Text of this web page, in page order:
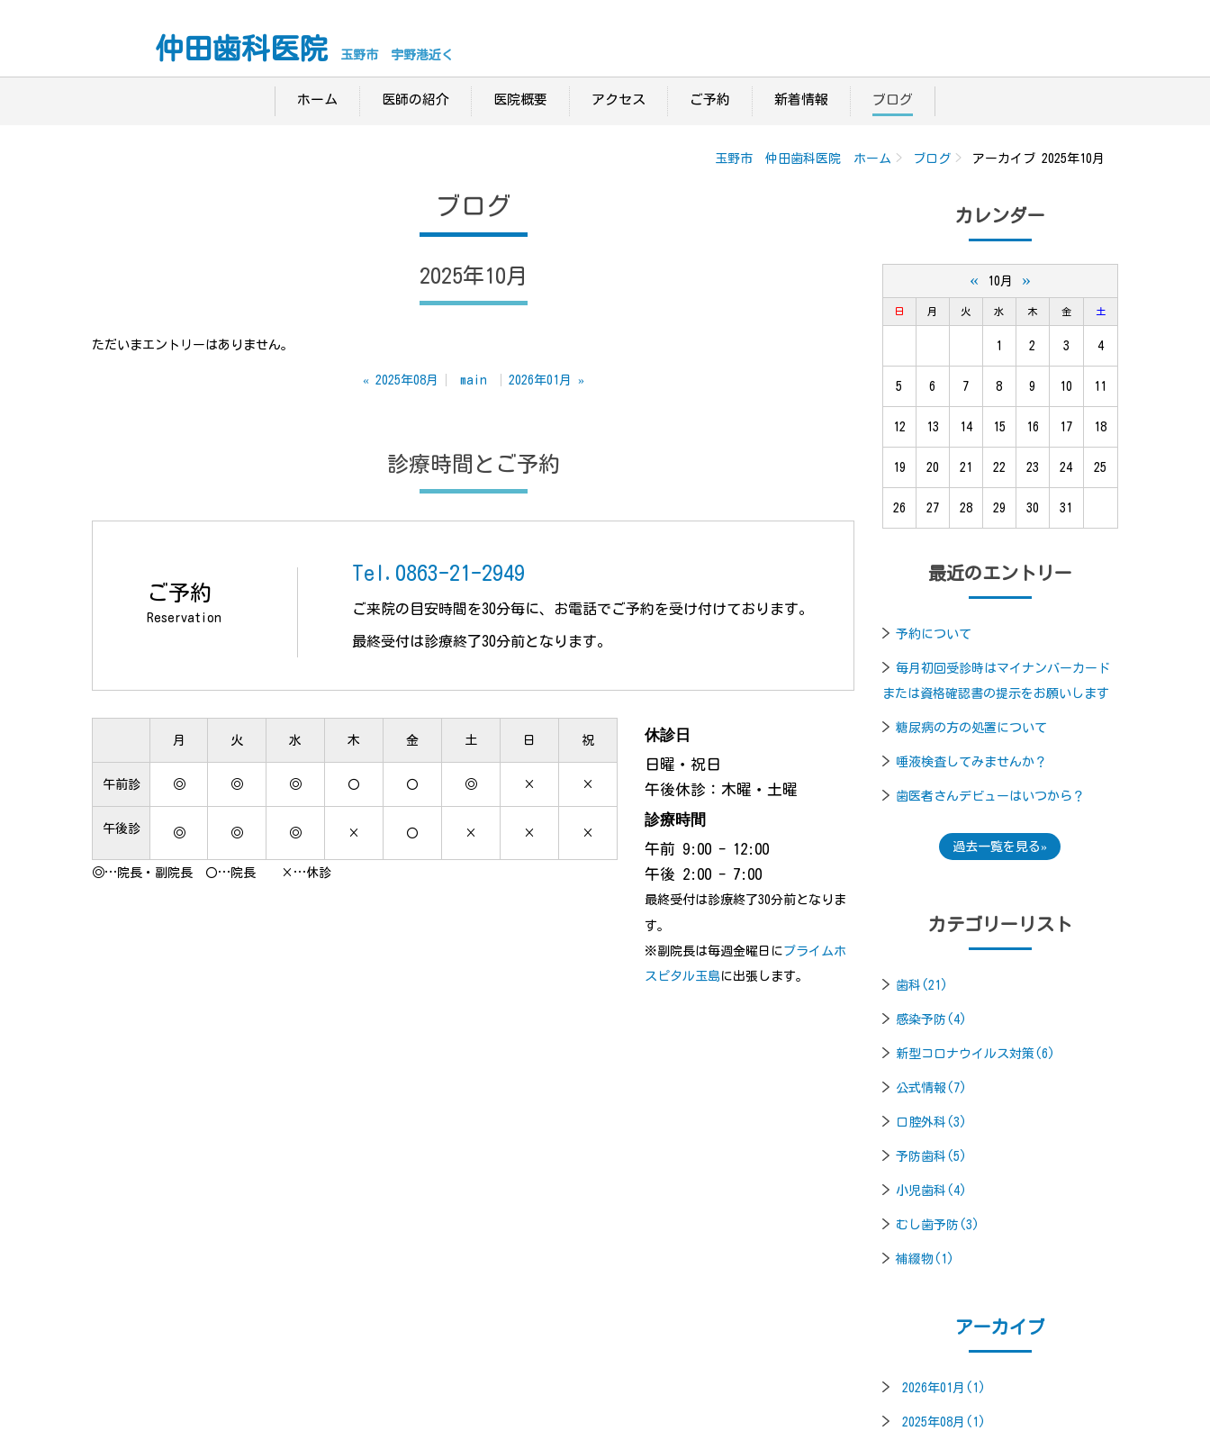
仲田歯科医院 玉野市 宇野港近く
ホーム 医師の紹介 医院概要 アクセス ご予約 新着情報 ブログ
玉野市 仲田歯科医院 ホーム ブログ アーカイブ 2025年10月
ブログ
2025年10月
ただいまエントリーはありません。
« 2025年08月 main 2026年01月 »
診療時間とご予約
ご予約
Reservation
Tel. 0863-21-2949
ご来院の目安時間を30分毎に、 お電話でご予約を受け付けております。
最終受付は診療終了30分前となります。
月 火 水 木 金 土 日 祝
午前診 ◎ ◎ ◎ 〇 〇 ◎ × ×
午後診 ◎ ◎ ◎ × 〇 × × ×
◎…院長・副院長 〇…院長 ×…休診
休診日
日曜・祝日
午後休診：木曜・土曜
診療時間
午前 9:00 - 12:00
午後 2:00 - 7:00
最終受付は診療終了30分前となりま
す。
※副院長は毎週金曜日にプライムホ
スピタル玉島に出張します。
カレンダー
« 10月 »
日 月 火 水 木 金 土
1 2 3 4
5 6 7 8 9 10 11
12 13 14 15 16 17 18
19 20 21 22 23 24 25
26 27 28 29 30 31
最近のエントリー
予約について
毎月初回受診時はマイナンバーカード
または資格確認書の提示をお願いします
糖尿病の方の処置について
唾液検査してみませんか？
歯医者さんデビューはいつから？
過去一覧を見る
カテゴリーリスト
歯科(21)
感染予防(4)
新型コロナウイルス対策(6)
公式情報(7)
口腔外科(3)
予防歯科(5)
小児歯科(4)
むし歯予防(3)
補綴物(1)
アーカイブ
2026年01月(1)
2025年08月(1)